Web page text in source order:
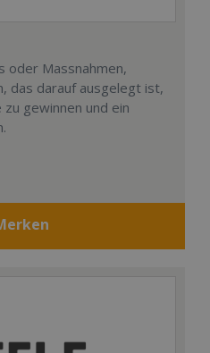
oder Massnahmen,
das darauf ausgelegt ist,
gewinnen und ein